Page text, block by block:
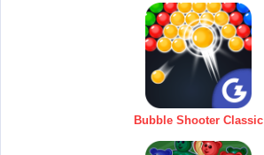
Bubble Shooter Classic